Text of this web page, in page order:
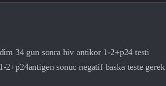
34 gun sonra hiv antikor 1-2+p24 testi
sonuc negatif baska teste gerek